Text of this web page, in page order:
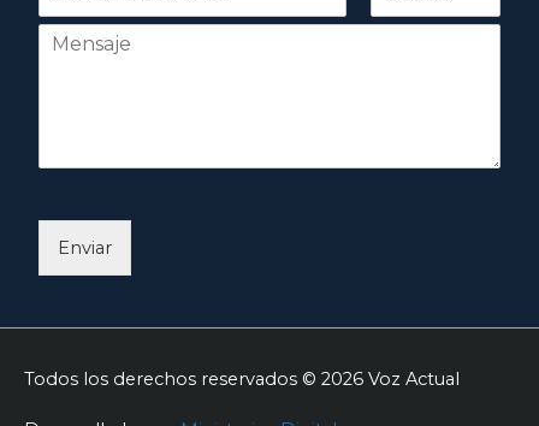
r
Enviar
Todos los derechos reservados © 2026 Voz Actual